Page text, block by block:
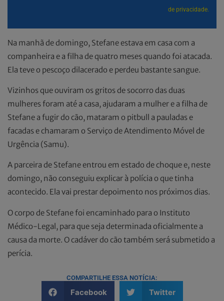
de privacidade.
Na manhã de domingo, Stefane estava em casa com a
companheira e a filha de quatro meses quando foi atacada.
Ela teve o pescoço dilacerado e perdeu bastante sangue.
Vizinhos que ouviram os gritos de socorro das duas
mulheres foram até a casa, ajudaram a mulher e a filha de
Stefane a fugir do cão, mataram o pitbull a pauladas e
facadas e chamaram o Serviço de Atendimento Móvel de
Urgência (Samu).
A parceira de Stefane entrou em estado de choque e, neste
domingo, não conseguiu explicar à polícia o que tinha
acontecido. Ela vai prestar depoimento nos próximos dias.
O corpo de Stefane foi encaminhado para o Instituto
Médico-Legal, para que seja determinada oficialmente a
causa da morte. O cadáver do cão também será submetido a
perícia.
COMPARTILHE ESSA NOTÍCIA:
Facebook Twitter